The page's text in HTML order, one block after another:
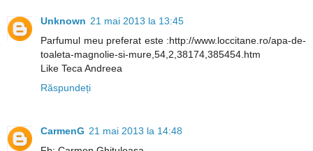
Unknown 21 mai 2013 la 13:45
Parfumul meu preferat este :http://www.loccitane.ro/apa-de-
toaleta-magnolie-si-mure,54,2,38174,385454.htm
Like Teca Andreea
Răspundeți
CarmenG 21 mai 2013 la 14:48